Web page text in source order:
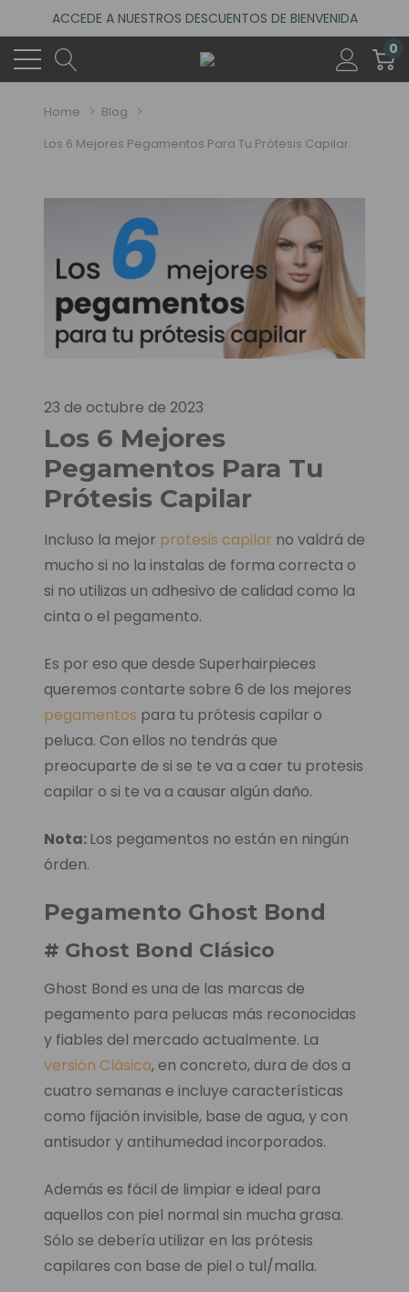
ACCEDE A NUESTROS DESCUENTOS DE BIENVENIDA
4.6
VISITA NUESTRO NUEVO SALÓN EN MADRID
0
Home
Blog
Los 6 Mejores Pegamentos Para Tu Prótesis Capilar
23 de octubre de 2023
Los 6 Mejores
Pegamentos Para Tu
Prótesis Capilar
Incluso la mejor protesis capilar no valdrá de
mucho si no la instalas de forma correcta o
si no utilizas un adhesivo de calidad como la
cinta o el pegamento.
Es por eso que desde Superhairpieces
queremos contarte sobre 6 de los mejores
pegamentos para tu prótesis capilar o
peluca. Con ellos no tendrás que
preocuparte de si se te va a caer tu protesis
capilar o si te va a causar algún daño.
Nota:Los pegamentos no están en ningún
órden.
Pegamento Ghost Bond
# Ghost Bond Clásico
Ghost Bond es una de las marcas de
pegamento para pelucas más reconocidas
y fiables del mercado actualmente. La
versión Clásica, en concreto, dura de dos a
cuatro semanas e incluye características
como fijación invisible, base de agua, y con
antisudor y antihumedad incorporados.
Además es fácil de limpiar e ideal para
aquellos con piel normal sin mucha grasa.
Sólo se debería utilizar en las prótesis
capilares con base de piel o tul/malla.